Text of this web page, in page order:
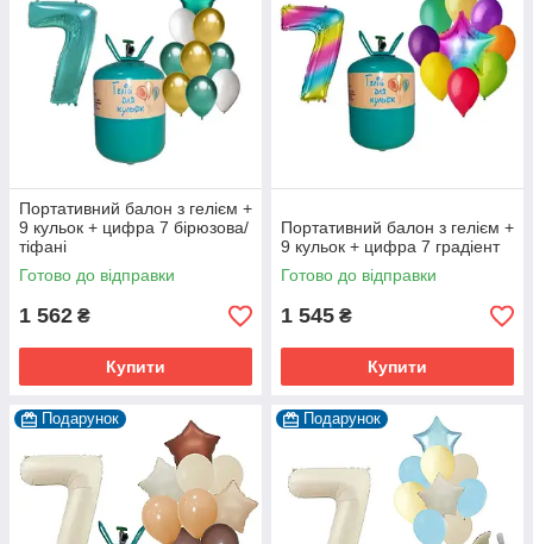
Портативний балон з гелієм +
9 кульок + цифра 7 бірюзова/
тіфані
Готово до відправки
1 562 ₴
Купити
Портативний балон з гелієм +
9 кульок + цифра 7 градіент
Готово до відправки
1 545 ₴
Купити
Подарунок Подарунок